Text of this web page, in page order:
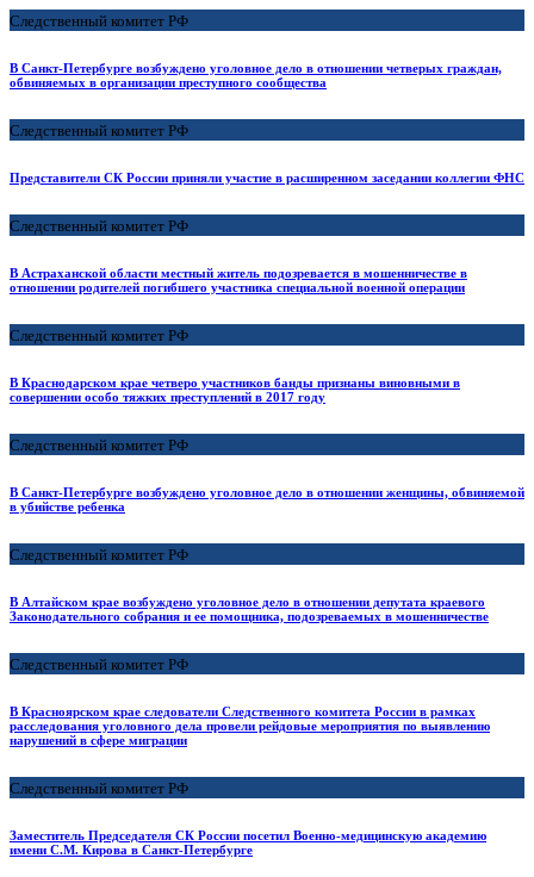
Следственный комитет РФ
В Санкт-Петербурге возбуждено уголовное дело в отношении четверых граждан,
обвиняемых в организации преступного сообщества
Следственный комитет РФ
Представители СК России приняли участие в расширенном заседании коллегии ФНС
Следственный комитет РФ
В Астраханской области местный житель подозревается в мошенничестве в
отношении родителей погибшего участника специальной военной операции
Следственный комитет РФ
В Краснодарском крае четверо участников банды признаны виновными в
совершении особо тяжких преступлений в 2017 году
Следственный комитет РФ
В Санкт-Петербурге возбуждено уголовное дело в отношении женщины, обвиняемой
в убийстве ребенка
Следственный комитет РФ
В Алтайском крае возбуждено уголовное дело в отношении депутата краевого
Законодательного собрания и ее помощника, подозреваемых в мошенничестве
Следственный комитет РФ
В Красноярском крае следователи Следственного комитета России в рамках
расследования уголовного дела провели рейдовые мероприятия по выявлению
нарушений в сфере миграции
Следственный комитет РФ
Заместитель Председателя СК России посетил Военно-медицинскую академию
имени С.М. Кирова в Санкт-Петербурге